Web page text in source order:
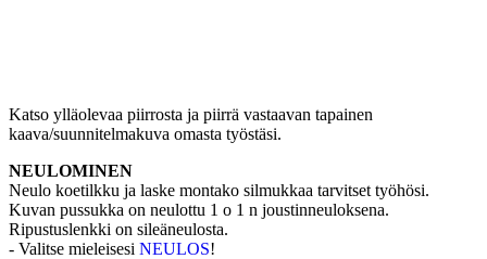
Katso ylläolevaa piirrosta ja piirrä vastaavan tapainen
kaava/suunnitelmakuva omasta työstäsi.
NEULOMINEN
Neulo koetilkku ja laske montako silmukkaa tarvitset työhösi.
Kuvan pussukka on neulottu 1 o 1 n joustinneuloksena.
Ripustuslenkki on sileäneulosta.
- Valitse mieleisesi NEULOS!